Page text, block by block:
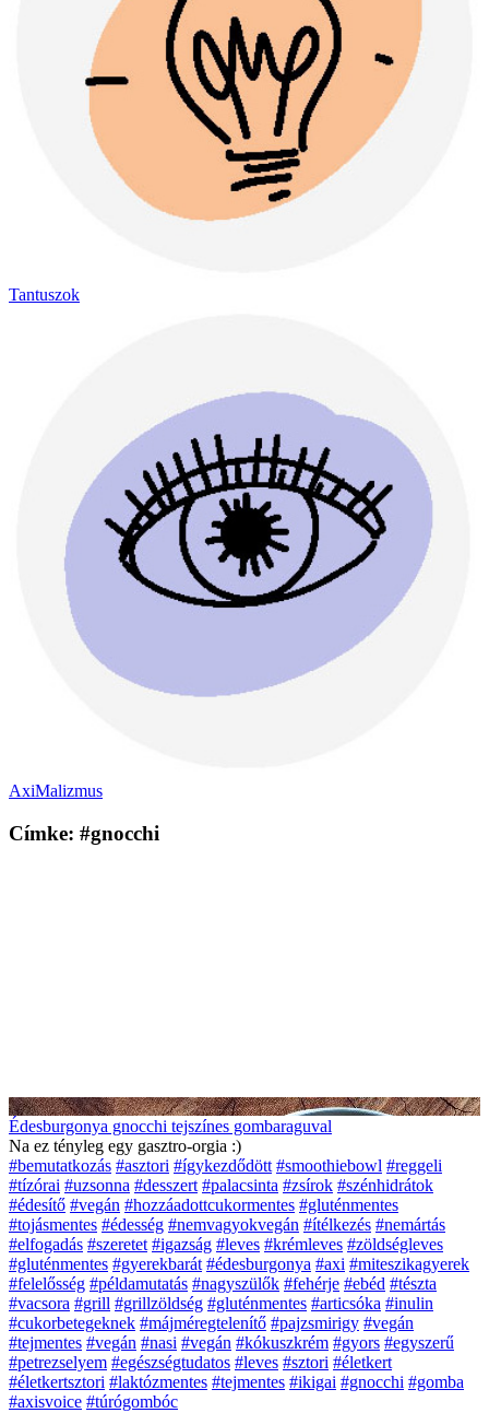
Tantuszok
AxiMalizmus
Címke: #gnocchi
Édesburgonya gnocchi tejszínes gombaraguval
Na ez tényleg egy gasztro-orgia :)
#bemutatkozás #asztori #ígykezdődött #smoothiebowl #reggeli
#tízórai #uzsonna #desszert #palacsinta #zsírok #szénhidrátok
#édesítő #vegán #hozzáadottcukormentes #gluténmentes
#tojásmentes #édesség #nemvagyokvegán #ítélkezés #nemártás
#elfogadás #szeretet #igazság #leves #krémleves #zöldségleves
#gluténmentes #gyerekbarát #édesburgonya #axi #miteszikagyerek
#felelősség #példamutatás #nagyszülők #fehérje #ebéd #tészta
#vacsora #grill #grillzöldség #gluténmentes #articsóka #inulin
#cukorbetegeknek #májméregtelenítő #pajzsmirigy #vegán
#tejmentes #vegán #nasi #vegán #kókuszkrém #gyors #egyszerű
#petrezselyem #egészségtudatos #leves #sztori #életkert
#életkertsztori #laktózmentes #tejmentes #ikigai #gnocchi #gomba
#axisvoice #túrógombóc